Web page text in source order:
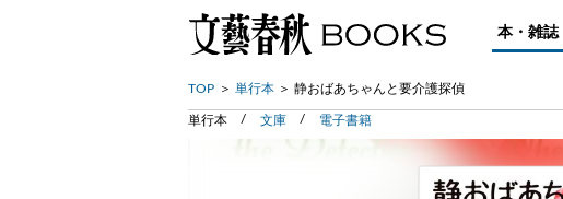
本・雑誌
TOP 単行本 静おばあちゃんと要介護探偵
単行本 文庫 電子書籍